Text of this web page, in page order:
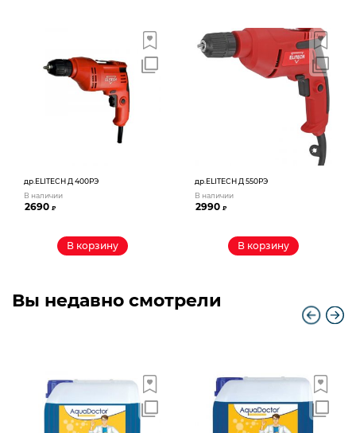
др.ELITECH Д 400РЭ
В наличии
2690₽
В корзину
др.ELITECH Д 550РЭ
В наличии
2990₽
В корзину
Вы недавно смотрели